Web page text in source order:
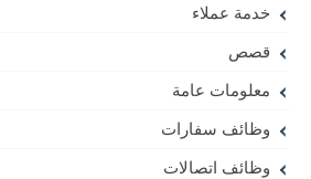
خدمة عملاء
قصص
معلومات عامة
وظائف سفارات
وظائف اتصالات